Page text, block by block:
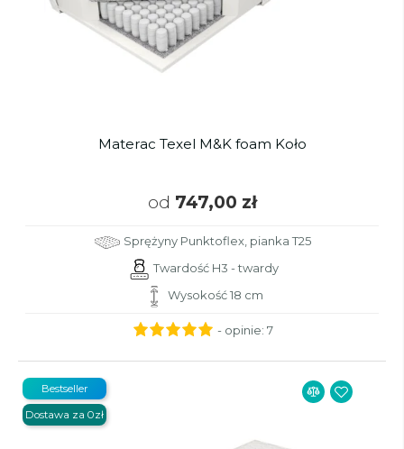
Materac Texel M&K foam Koło
od 747,00 zł
Sprężyny Punktoflex, pianka T25
Twardość H3 - twardy
Wysokość 18 cm
- opinie: 7
Bestseller
Dostawa za 0zł